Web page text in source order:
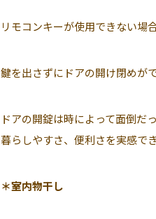
リモコンキーが使用できない場
鍵を出さずにドアの開け閉めが
ドアの開錠は時によって面倒だ
暮らしやすさ、便利さを実感で
＊室内物干し